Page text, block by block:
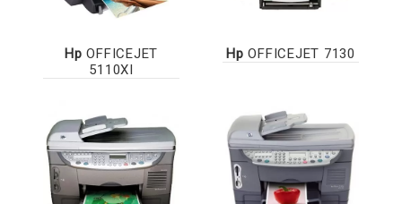
Hp OFFICEJET
5110XI
Hp OFFICEJET 7130